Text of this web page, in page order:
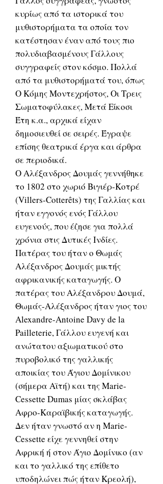
κυρίως από τα ιστορικά του
μυθιστορήματα τα οποία τον
κατέστησαν έναν από τους πιο
πολυδιαβασμένους Γάλλους
συγγραφείς στον κόσμο. Πολλά
από τα μυθιστορήματά του, όπως
Ο Κόμης Μοντεχρήστος, Οι Τρεις
Σωματοφύλακες, Μετά Είκοσι
Έτη κ.α., αρχικά είχαν
δημοσιευθεί σε σειρές. Έγραψε
επίσης θεατρικά έργα και άρθρα
σε περιοδικά.
Ο Αλέξανδρος Δουμάς γεννήθηκε
το 1802 στο χωριό Βιγιέρ-Κοτρέ
(Villers-Cotterêts) της Γαλλίας και
ήταν εγγονός ενός Γάλλου
ευγενούς, που έζησε για πολλά
χρόνια στις Δυτικές Ινδίες.
Πατέρας του ήταν ο Θωμάς
Αλέξανδρος Δουμάς μικτής
αφρικανικής καταγωγής. Ο
πατέρας του Αλέξανδρου Δουμά,
Θωμάς-Αλέξανδρος ήταν γιος του
Alexandre-Antoine Davy de la
Pailleterie, Γάλλου ευγενή και
ανώτατου αξιωματικού στο
πυροβολικό της γαλλικής
αποικίας του Άγιου Δομίνικου
(σήμερα Αϊτή) και της Marie-
Cessette Dumas μίας σκλάβας
Αφρο-Καραϊβικής καταγωγής.
Δεν ήταν γνωστό αν η Marie-
Cessette είχε γεννηθεί στην
Αφρική ή στον Άγιο Δομίνικο (αν
και το γαλλικό της επίθετο
υποδηλώνει πώς ήταν Κρεολή),